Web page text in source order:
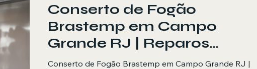
Conserto de Fogão
Brastemp em Campo
Grande RJ | Reparos
Carioca Fogões
Conserto de Fogão Brastemp em Campo Grande RJ |